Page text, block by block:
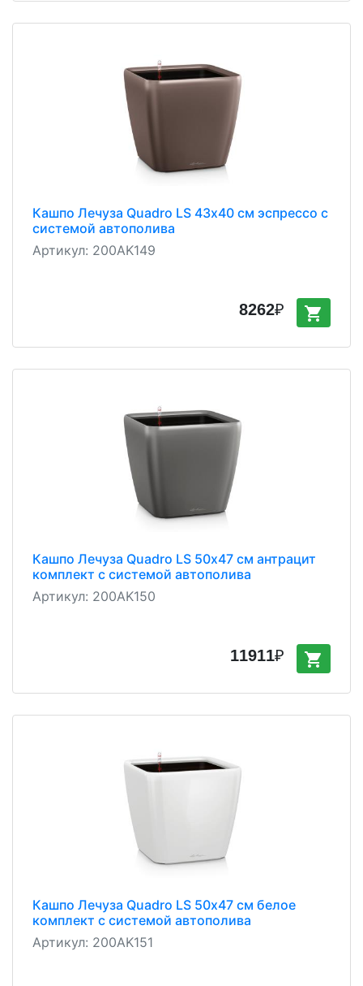
Кашпо Лечуза Quadro LS 43х40 см эспрессо с
системой автополива
Артикул: 200AK149
8262₽ shopping_cart
Кашпо Лечуза Quadro LS 50х47 см антрацит
комплект с системой автополива
Артикул: 200AK150
11911₽ shopping_cart
Кашпо Лечуза Quadro LS 50х47 см белое
комплект с системой автополива
Артикул: 200AK151